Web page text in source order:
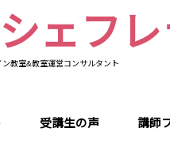
ェフレ
教室&教室運営コンサルタント
受講生の声 講師